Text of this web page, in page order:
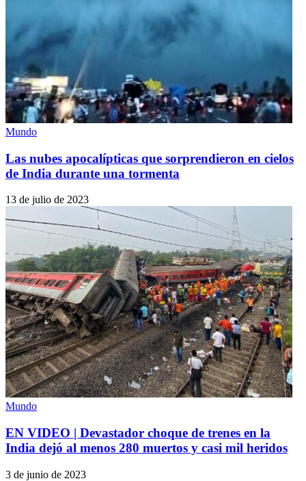
Mundo
Las nubes apocalípticas que sorprendieron en cielos
de India durante una tormenta
13 de julio de 2023
Mundo
EN VIDEO | Devastador choque de trenes en la
India dejó al menos 280 muertos y casi mil heridos
3 de junio de 2023